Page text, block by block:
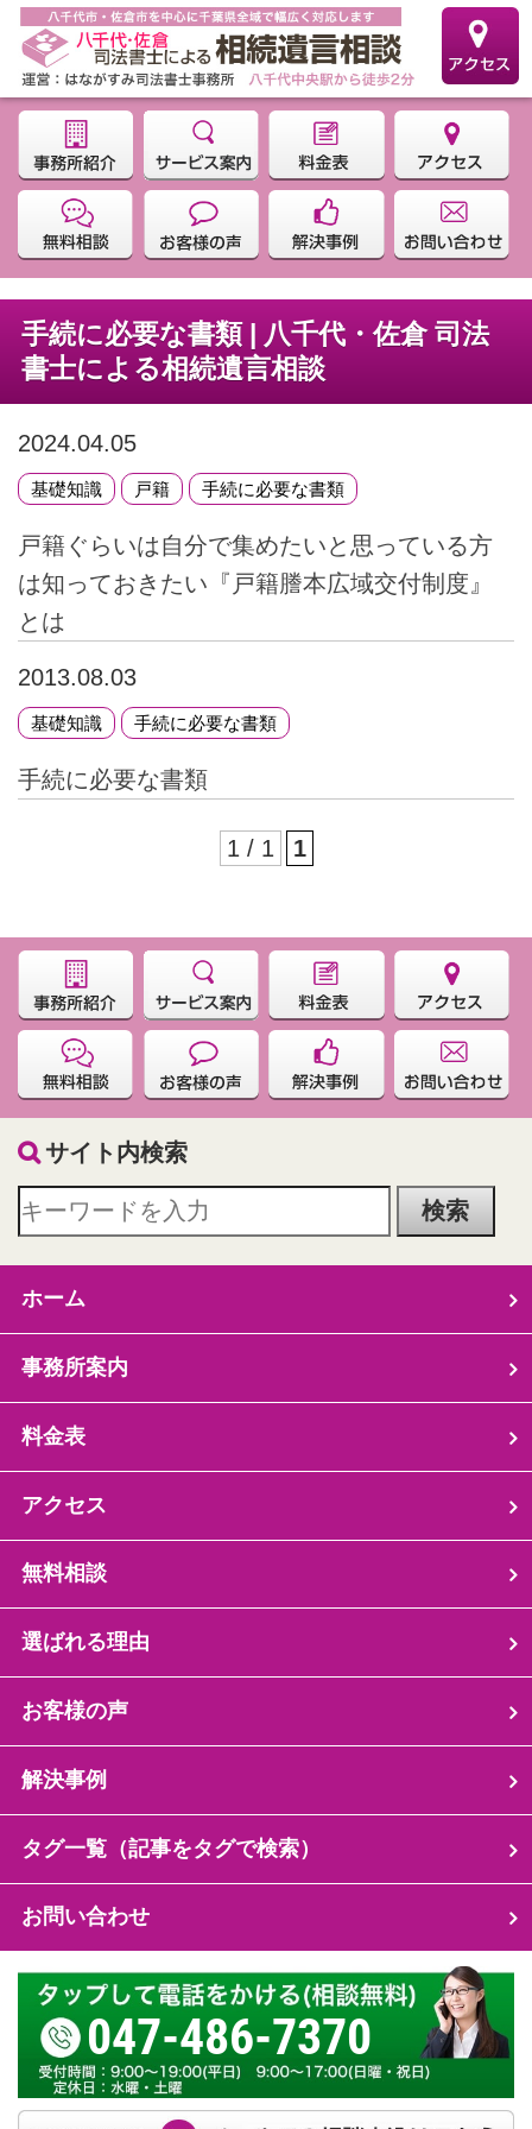
手続に必要な書類 | 八千代・佐倉 司法
書士による相続遺言相談
2024.04.05
基礎知識 戸籍 手続に必要な書類
戸籍ぐらいは自分で集めたいと思っている方
は知っておきたい『戸籍謄本広域交付制度』
とは
2013.08.03
基礎知識 手続に必要な書類
手続に必要な書類
1 / 1 1
サイト内検索
ホーム
事務所案内
料金表
アクセス
無料相談
選ばれる理由
お客様の声
解決事例
タグ一覧（記事をタグで検索）
お問い合わせ
047-486-7370